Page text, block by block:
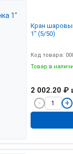
Кран
1" (5/50)
Код товара:
Товар в
2 002.20 ₽